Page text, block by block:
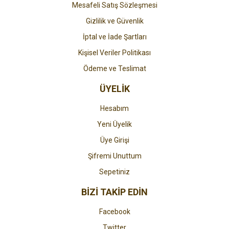
Mesafeli Satış Sözleşmesi
Gizlilik ve Güvenlik
İptal ve İade Şartları
Kişisel Veriler Politikası
Ödeme ve Teslimat
ÜYELİK
Hesabım
Yeni Üyelik
Üye Girişi
Şifremi Unuttum
Sepetiniz
BİZİ TAKİP EDİN
Facebook